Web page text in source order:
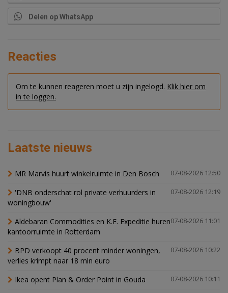
Delen op WhatsApp
Reacties
Om te kunnen reageren moet u zijn ingelogd. Klik hier om
in te loggen.
Laatste nieuws
07-08-2026 12:50
MR Marvis huurt winkelruimte in Den Bosch
07-08-2026 12:19
'DNB onderschat rol private verhuurders in
woningbouw'
07-08-2026 11:01
Aldebaran Commodities en K.E. Expeditie huren
kantoorruimte in Rotterdam
07-08-2026 10:22
BPD verkoopt 40 procent minder woningen,
verlies krimpt naar 18 mln euro
07-08-2026 10:11
Ikea opent Plan & Order Point in Gouda